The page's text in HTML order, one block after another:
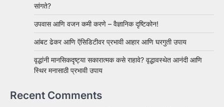
सांगते?
उपवास आणि वजन कमी करणे – वैज्ञानिक दृष्टिकोन!
आंबट ढेकर आणि ऍसिडिटीवर प्रभावी आहार आणि घरगुती उपाय
वृद्धांनी मानसिकदृष्ट्या सकारात्मक कसे राहावे? वृद्धावस्थेत आनंदी आणि
स्थिर मनासाठी प्रभावी उपाय
Recent Comments